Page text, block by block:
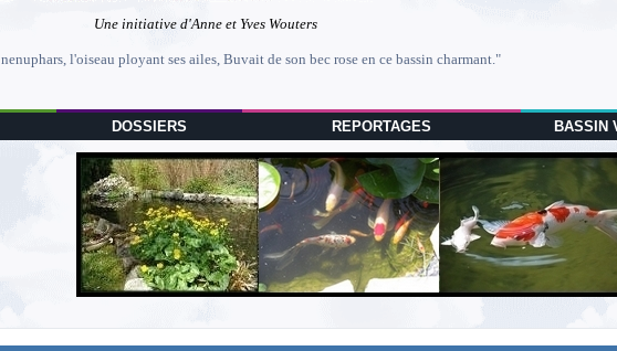
Une initiative d'Anne et Yves Wouters
l'oiseau ployant ses ailes, Buvait de son bec rose en ce bassin charmant."
DOSSIERS REPORTAGES BASSIN